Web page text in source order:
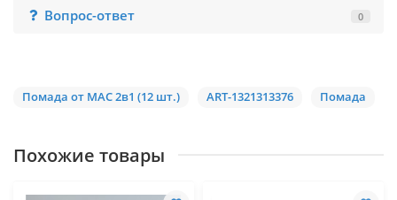
Вопрос-ответ
0
Помада от MAC 2в1 (12 шт.) ART-1321313376 Помада
Похожие товары